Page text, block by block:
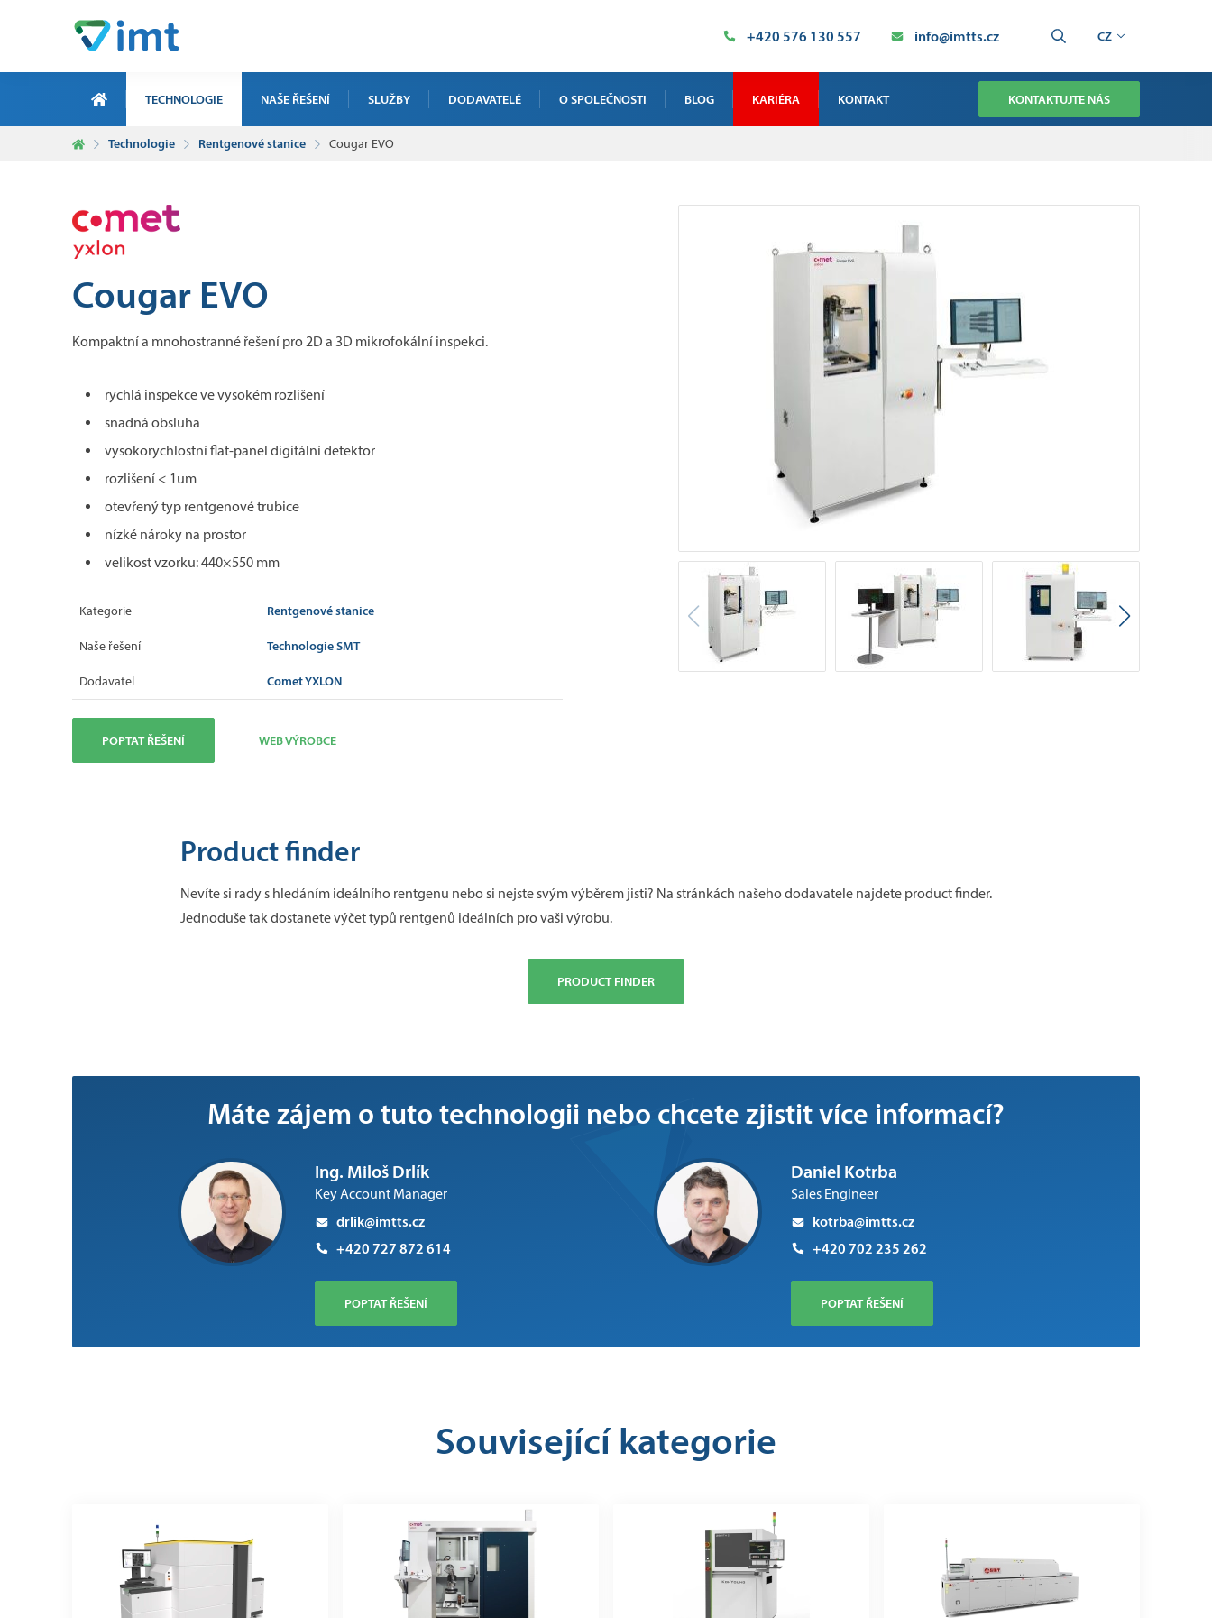
+420 576 130 557 info@imtts.cz CZ
TECHNOLOGIE NAŠE ŘEŠENÍ SLUŽBY
ZAKÁZKOVÁ RTG INSPEKCE
DODAVATELÉ O SPOLEČNOSTI BLOG KARIÉRA KONTAKT
SERVIS PRŮMYSLOVÁ AUTOMATIZACE
KONTAKTUJTE NÁS
Technologie Rentgenové stanice Cougar EVO
Cougar EVO
Kompaktní a mnohostranné řešení pro 2D a 3D mikrofokální inspekci.
rychlá inspekce ve vysokém rozlišení
snadná obsluha
vysokorychlostní flat-panel digitální detektor
rozlišení < 1um
otevřený typ rentgenové trubice
nízké nároky na prostor
velikost vzorku: 440×550 mm
Kategorie Rentgenové stanice
Naše řešení Technologie SMT
Dodavatel Comet YXLON
POPTAT ŘEŠENÍ WEB VÝROBCE
Product finder
Nevíte si rady s hledáním ideálního rentgenu nebo si nejste svým výběrem jisti? Na stránkách našeho dodavatele najdete product finder.
Jednoduše tak dostanete výčet typů rentgenů ideálních pro vaši výrobu.
PRODUCT FINDER
Máte zájem o tuto technologii nebo chcete zjistit více informací?
Ing. Miloš Drlík
Key Account Manager
drlik@imtts.cz
+420 727 872 614
POPTAT ŘEŠENÍ
Daniel Kotrba
Sales Engineer
kotrba@imtts.cz
+420 702 235 262
POPTAT ŘEŠENÍ
Související kategorie